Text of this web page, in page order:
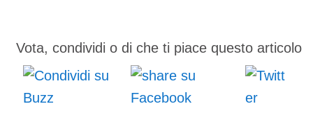
Vota, condividi o di che ti piace questo articolo